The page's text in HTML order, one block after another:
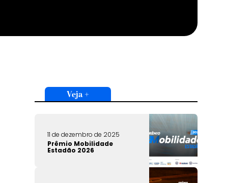
Veja +
11 de dezembro de 2025
Prêmio Mobilidade
Estadão 2026